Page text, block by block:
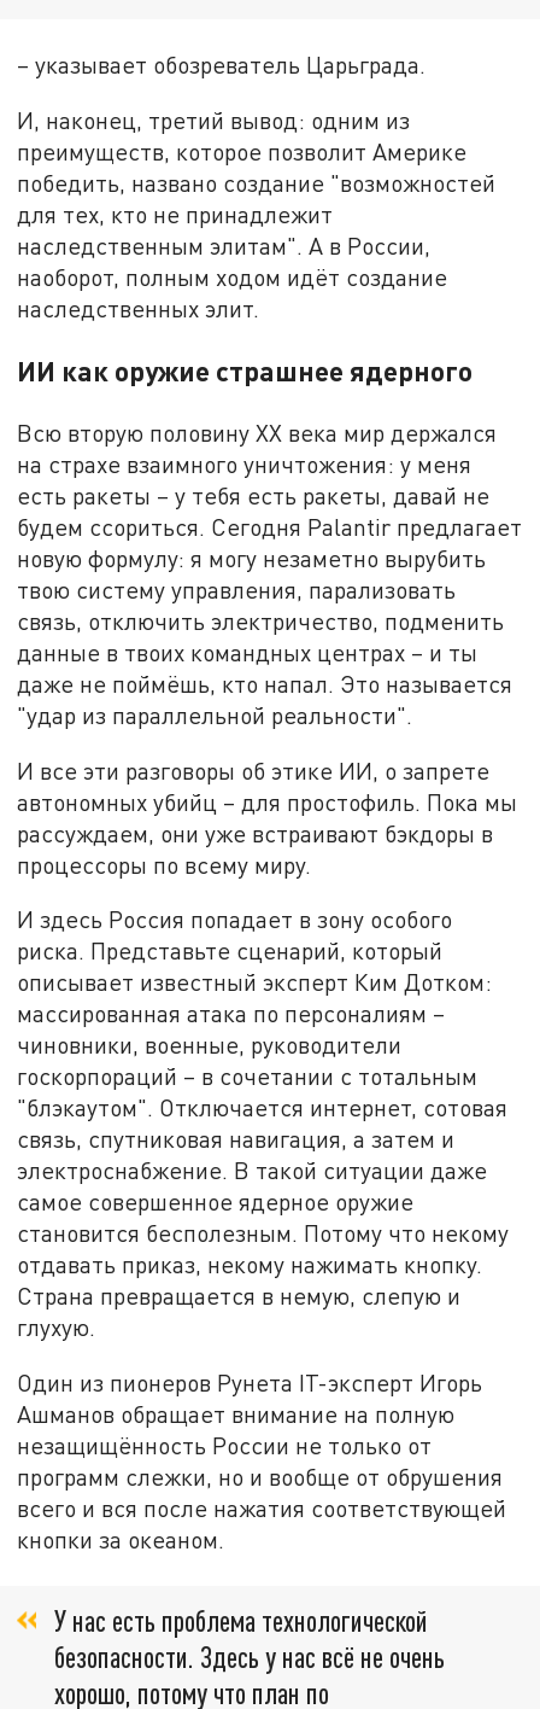
– указывает обозреватель Царьграда.
И, наконец, третий вывод: одним из
преимуществ, которое позволит Америке
победить, названо создание "возможностей
для тех, кто не принадлежит
наследственным элитам". А в России,
наоборот, полным ходом идёт создание
наследственных элит.
ИИ как оружие страшнее ядерного
Всю вторую половину XX века мир держался
на страхе взаимного уничтожения: у меня
есть ракеты – у тебя есть ракеты, давай не
будем ссориться. Сегодня Palantir предлагает
новую формулу: я могу незаметно вырубить
твою систему управления, парализовать
связь, отключить электричество, подменить
данные в твоих командных центрах – и ты
даже не поймёшь, кто напал. Это называется
"удар из параллельной реальности".
И все эти разговоры об этике ИИ, о запрете
автономных убийц – для простофиль. Пока мы
рассуждаем, они уже встраивают бэкдоры в
процессоры по всему миру.
И здесь Россия попадает в зону особого
риска. Представьте сценарий, который
описывает известный эксперт Ким Дотком:
массированная атака по персоналиям –
чиновники, военные, руководители
госкорпораций – в сочетании с тотальным
"блэкаутом". Отключается интернет, сотовая
связь, спутниковая навигация, а затем и
электроснабжение. В такой ситуации даже
самое совершенное ядерное оружие
становится бесполезным. Потому что некому
отдавать приказ, некому нажимать кнопку.
Страна превращается в немую, слепую и
глухую.
Один из пионеров Рунета IT-эксперт Игорь
Ашманов обращает внимание на полную
незащищённость России не только от
программ слежки, но и вообще от обрушения
всего и вся после нажатия соответствующей
кнопки за океаном.
У нас есть проблема технологической
безопасности. Здесь у нас всё не очень
хорошо, потому что план по